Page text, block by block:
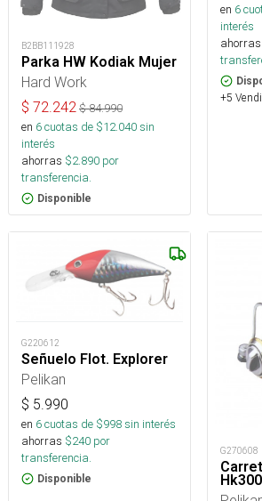
B2BB111928
Parka HW Kodiak Mujer
Hard Work
$ 72.242 $84.990
en 6cuotas de $12.040sin
interés
ahorras $2.890 por
transferencia.
Disponible
en 6
interés
ahorras
+5
G220612
Señuelo Flot. Explorer
Pelikan
$ 5.990
en 6cuotas de $998sin interés
ahorras $240 por
transferencia.
Disponible
G270608